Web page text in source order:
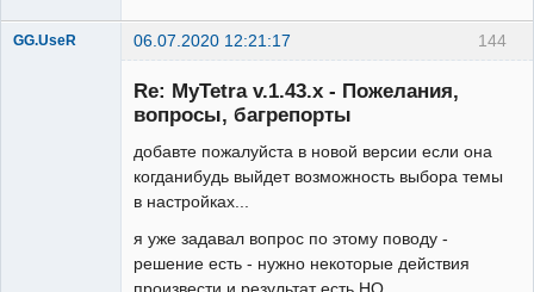
144
GG.UseR 06.07.2020 12:21:17
Re: MyTetra v.1.43.x - Пожелания,
вопросы, багрепорты
добавте пожалуйста в новой версии если она
когданибудь выйдет возможность выбора темы
в настройках...
я уже задавал вопрос по этому поводу -
решение есть - нужно некоторые действия